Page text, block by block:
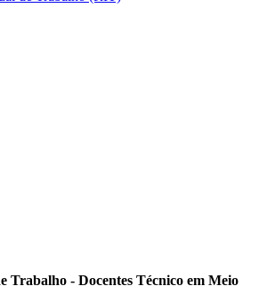
Trabalho - Docentes Técnico em Meio